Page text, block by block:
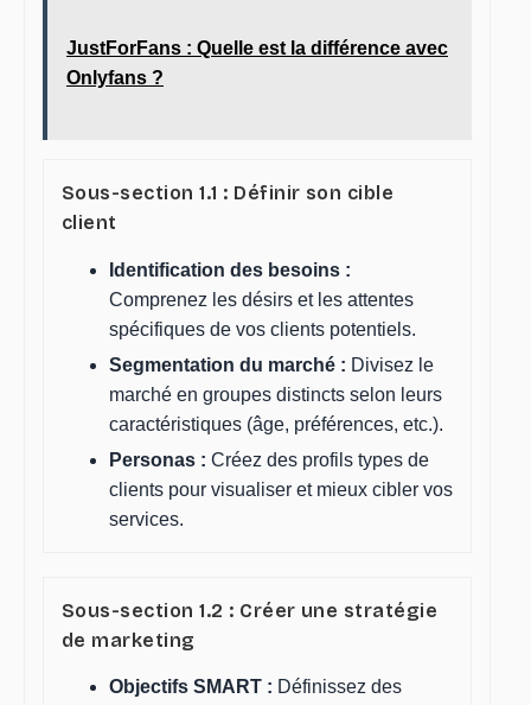
JustForFans : Quelle est la différence avec
Onlyfans ?
Sous-section 1.1 : Définir son cible
client
Identification des besoins :
Comprenez les désirs et les attentes
spécifiques de vos clients potentiels.
Segmentation du marché : Divisez le
marché en groupes distincts selon leurs
caractéristiques (âge, préférences, etc.).
Personas : Créez des profils types de
clients pour visualiser et mieux cibler vos
services.
Sous-section 1.2 : Créer une stratégie
de marketing
Objectifs SMART : Définissez des